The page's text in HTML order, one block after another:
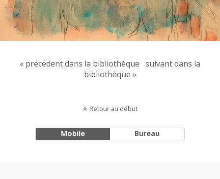
« précédent dans la bibliothèque suivant dans la
bibliothèque »
Retour au début
Mobile Bureau